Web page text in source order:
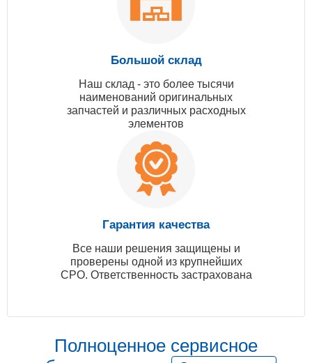
Большой склад
Наш склад - это более тысячи
наименований оригинальных
запчастей и различных расходных
элементов
Гарантия качества
Все наши решения защищены и
проверены одной из крупнейших
СРО. Ответственность застрахована
Полноценное сервисное